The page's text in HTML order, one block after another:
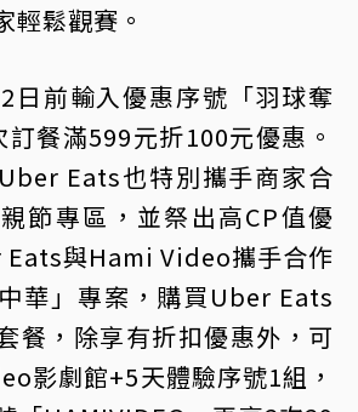
輕鬆觀賽。
日前輸入優惠序號「羽球奪
餐滿599元折100元優惠。
Eats也特別攜手商家合
節專區，並祭出高CP值優
Eats與Hami Video攜手合作
華」專案，購買Uber Eats
餐，除享有折扣優惠外，可
影劇館+5天體驗序號1組，